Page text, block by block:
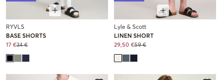
RYVLS
BASE SHORTS
17 €34 €
Lyle & Scott
LINEN SHORT
29,50 €59 €